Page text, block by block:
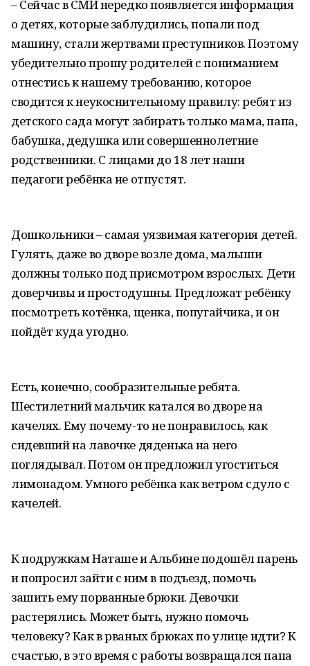
– Сейчас в СМИ нередко появляется информация
о детях, которые заблудились, попали под
машину, стали жертвами прес­тупников. Поэтому
убедительно прошу родителей с пониманием
отнестись к нашему требованию, которое
сводится к неукоснительному правилу: ребят из
детского сада могут забирать только мама, папа,
бабушка, дедушка или совершеннолетние
родственники. С лицами до 18 лет наши
педагоги ребёнка не отпустят.
Дошкольники – самая уязвимая категория детей.
Гулять, даже во дворе возле дома, малыши
должны только под присмотром взрослых. Дети
доверчивы и простодушны. Предложат ребёнку
посмотреть котёнка, щенка, попугайчика, и он
пойдёт куда угодно.
Есть, конечно, сообразительные ребята.
Шестилетний мальчик катался во дворе на
качелях. Ему почему-то не понравилось, как
сидевший на лавочке дяденька на него
поглядывал. Потом он предложил угоститься
лимонадом. Умного ребёнка как ветром сдуло с
качелей.
К подружкам Наташе и Альбине подошёл парень
и попросил зайти с ним в подъезд, помочь
зашить ему порванные брюки. Девочки
растерялись. Может быть, нужно помочь
человеку? Как в рваных брюках по улице идти? К
счастью, в это время с работы возвращался папа